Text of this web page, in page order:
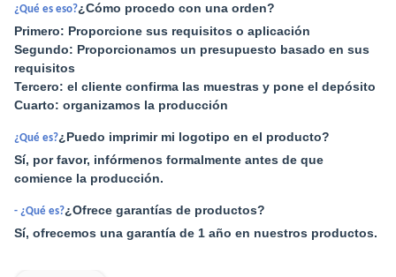
¿Qué es eso?¿Cómo procedo con una orden?
Primero: Proporcione sus requisitos o aplicación
Segundo: Proporcionamos un presupuesto basado en sus
requisitos
Tercero: el cliente confirma las muestras y pone el depósito
Cuarto: organizamos la producción
¿Qué es?¿Puedo imprimir mi logotipo en el producto?
Sí, por favor, infórmenos formalmente antes de que
comience la producción.
- ¿Qué es?¿Ofrece garantías de productos?
Sí, ofrecemos una garantía de 1 año en nuestros productos.